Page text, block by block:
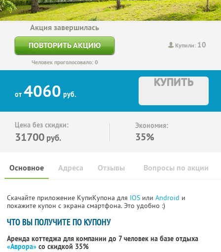
Купили: 10
Акция завершилась
ПОВТОРИТЬ АКЦИЮ
Человек проголосовало: 0
от 4060 руб.
КУПИТЬ
Цена без скидки:
31700 руб.
Экономия:
35%
Основное Отзывы Вопросы по акции
Адреса
Скачайте приложение КупиКупона для IOS или Android и
покажите купон с экрана смартфона. Это удобно :)
ЧТО ВЫ ПОЛУЧИТЕ ПО КУПОНУ
Аренда коттеджа для компании до 7 человек на базе отдыха
«Аврора» со скидкой 35%